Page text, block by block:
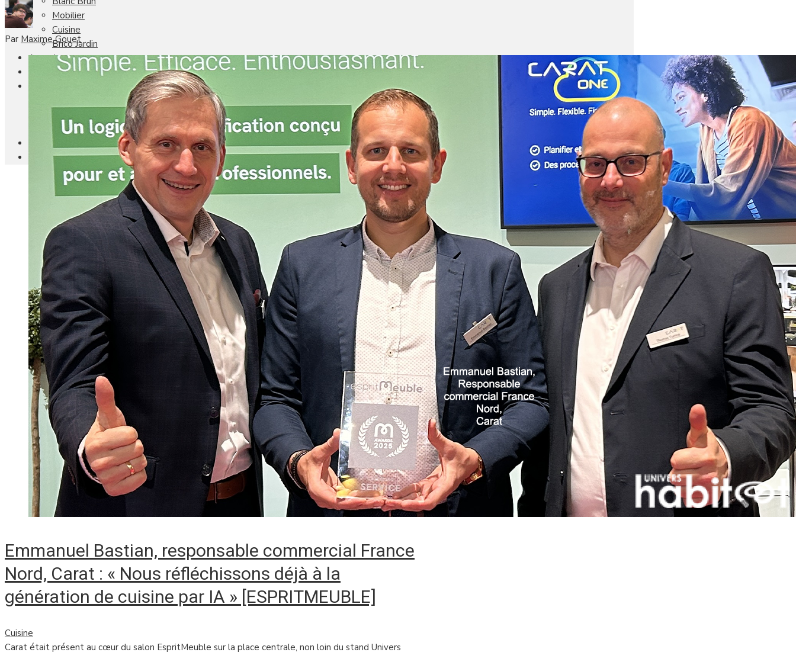
Mobilier
Cuisine
Brico Jardin
Agenda
Newsletter
Univers Made in France
Qui sommes-nous
Contact
Par Maxime Gouet
Emmanuel Bastian, responsable commercial France
Nord, Carat : « Nous réfléchissons déjà à la
génération de cuisine par IA » [ESPRITMEUBLE]
Cuisine
Carat était présent au cœur du salon EspritMeuble sur la place centrale, non loin du stand Univers